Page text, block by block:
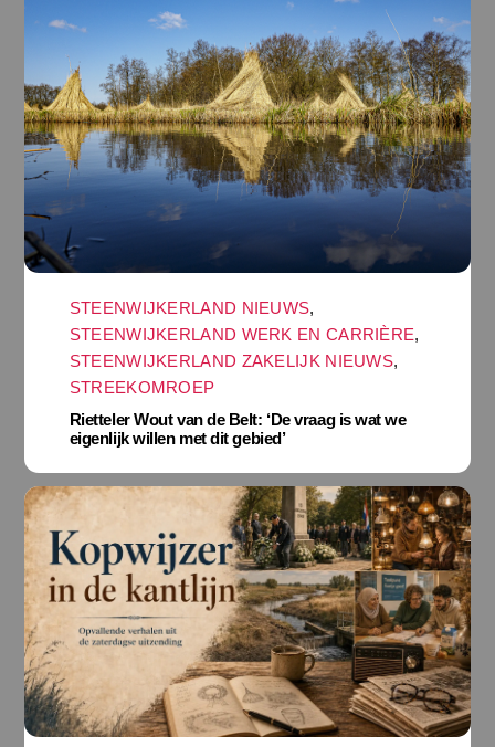
STEENWIJKERLAND NIEUWS,
STEENWIJKERLAND WERK EN CARRIÈRE,
STEENWIJKERLAND ZAKELIJK NIEUWS,
STREEKOMROEP
Rietteler Wout van de Belt: ‘De vraag is wat we
eigenlijk willen met dit gebied’